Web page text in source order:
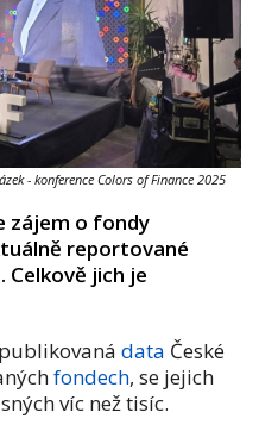
- konference Colors of Finance 2025
zájem o fondy
reportované
Celkově jich je
data České
fondech, se jejich
víc než tisíc.